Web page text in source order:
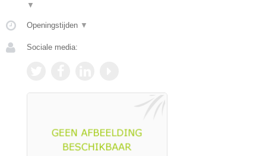
▼
Openingstijden ▼
Sociale media: